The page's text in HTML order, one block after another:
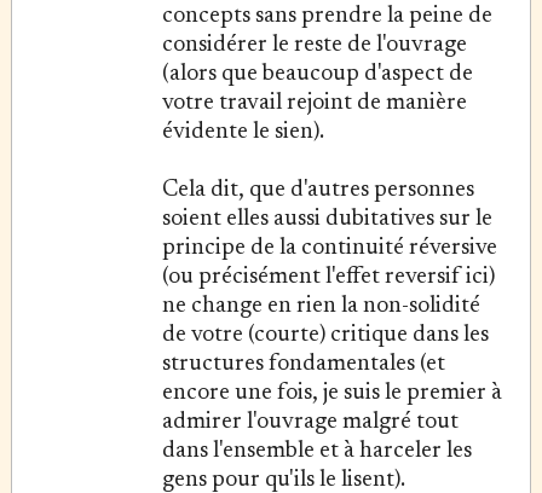
concepts sans prendre la peine de
considérer le reste de l'ouvrage
(alors que beaucoup d'aspect de
votre travail rejoint de manière
évidente le sien).
Cela dit, que d'autres personnes
soient elles aussi dubitatives sur le
principe de la continuité réversive
(ou précisément l'effet reversif ici)
ne change en rien la non-solidité
de votre (courte) critique dans les
structures fondamentales (et
encore une fois, je suis le premier à
admirer l'ouvrage malgré tout
dans l'ensemble et à harceler les
gens pour qu'ils le lisent).